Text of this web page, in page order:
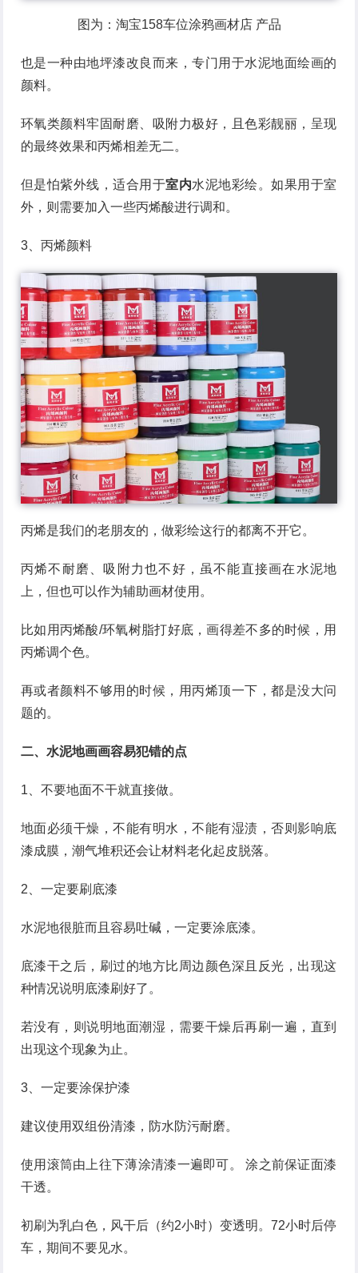
图为：淘宝158车位涂鸦画材店 产品
也是一种由地坪漆改良而来，专门用于水泥地面绘画的
颜料。
环氧类颜料牢固耐磨、吸附力极好，且色彩靓丽，呈现
的最终效果和丙烯相差无二。
但是怕紫外线，适合用于室内水泥地彩绘。如果用于室
外，则需要加入一些丙烯酸进行调和。
3、丙烯颜料
丙烯是我们的老朋友的，做彩绘这行的都离不开它。
丙烯不耐磨、吸附力也不好，虽不能直接画在水泥地
上，但也可以作为辅助画材使用。
比如用丙烯酸/环氧树脂打好底，画得差不多的时候，用
丙烯调个色。
再或者颜料不够用的时候，用丙烯顶一下，都是没大问
题的。
二、水泥地画画容易犯错的点
1、不要地面不干就直接做。
地面必须干燥，不能有明水，不能有湿渍，否则影响底
漆成膜，潮气堆积还会让材料老化起皮脱落。
2、一定要刷底漆
水泥地很脏而且容易吐碱，一定要涂底漆。
底漆干之后，刷过的地方比周边颜色深且反光，出现这
种情况说明底漆刷好了。
若没有，则说明地面潮湿，需要干燥后再刷一遍，直到
出现这个现象为止。
3、一定要涂保护漆
建议使用双组份清漆，防水防污耐磨。
使用滚筒由上往下薄涂清漆一遍即可。 涂之前保证面漆
干透。
初刷为乳白色，风干后（约2小时）变透明。72小时后停
车，期间不要见水。